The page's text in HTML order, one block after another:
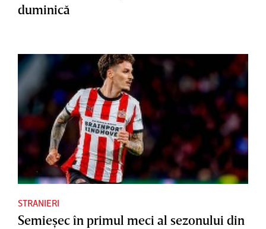
duminică
STRANIERI
Semieşec în primul meci al sezonului din